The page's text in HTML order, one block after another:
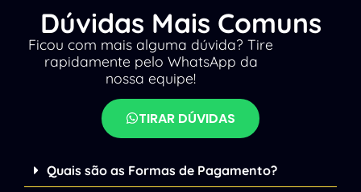
Dúvidas Mais Comuns
Ficou com mais alguma dúvida? Tire
rapidamente pelo WhatsApp da
nossa equipe!
TIRAR DÚVIDAS
Quais são as Formas de Pagamento?